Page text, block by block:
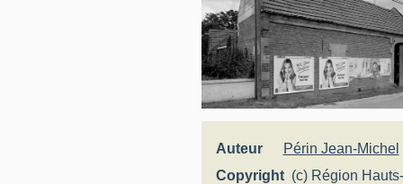
Auteur
Périn Jean-Michel
Copyright (c) Région